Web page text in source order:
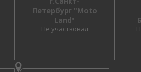
Петербург "Moto
Land"
Не участвовал